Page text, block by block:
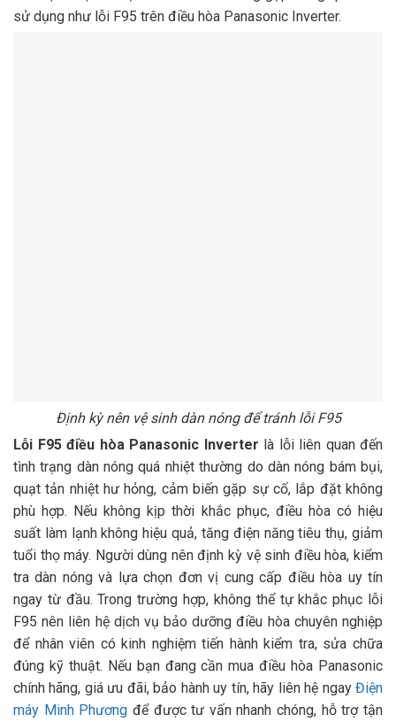
sử dụng như lỗi F95 trên điều hòa Panasonic Inverter.
Định kỳ nên vệ sinh dàn nóng để tránh lỗi F95
Lỗi F95 điều hòa Panasonic Inverter là lỗi liên quan đến
tình trạng dàn nóng quá nhiệt thường do dàn nóng bám bụi,
quạt tản nhiệt hư hỏng, cảm biến gặp sự cố, lắp đặt không
phù hợp. Nếu không kịp thời khắc phục, điều hòa có hiệu
suất làm lạnh không hiệu quả, tăng điện năng tiêu thụ, giảm
tuổi thọ máy. Người dùng nên định kỳ vệ sinh điều hòa, kiểm
tra dàn nóng và lựa chọn đơn vị cung cấp điều hòa uy tín
ngay từ đầu. Trong trường hợp, không thể tự khắc phục lỗi
F95 nên liên hệ dịch vụ bảo dưỡng điều hòa chuyên nghiệp
để nhân viên có kinh nghiệm tiến hành kiểm tra, sửa chữa
đúng kỹ thuật. Nếu bạn đang cần mua điều hòa Panasonic
chính hãng, giá ưu đãi, bảo hành uy tín, hãy liên hệ ngay Điện
máy Minh Phương để được tư vấn nhanh chóng, hỗ trợ tận